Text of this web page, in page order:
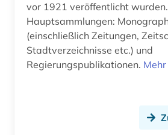
rheinland-pfalz (2)
romania (1)
romanistik (3)
vor 1921 veröffentlicht
Hauptsammlungen:
(einschließlich Zeitungen,
Stadtverzeichnisse etc.) und
Regierungspublikationen.